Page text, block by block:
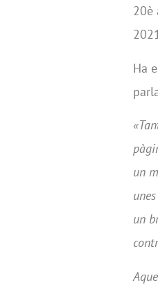
20è
Ha
un
un